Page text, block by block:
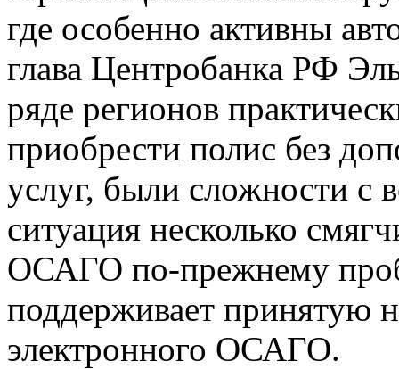
где особенно активны
глава Центробанка РФ
ряде регионов
приобрести полис без
услуг, были сложности с
ситуация несколько
ОСАГО по-прежнему
поддерживает принятую
электронного ОСАГО.